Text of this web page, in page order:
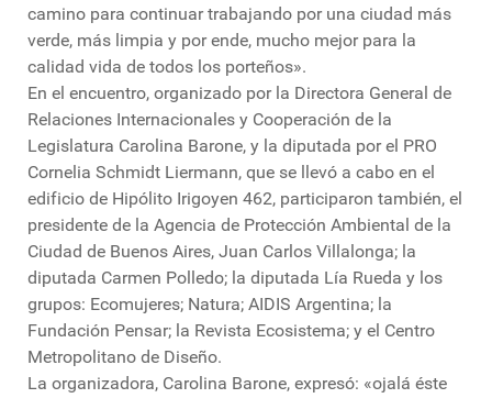
camino para continuar trabajando por una ciudad más
verde, más limpia y por ende, mucho mejor para la
calidad vida de todos los porteños».
En el encuentro, organizado por la Directora General de
Relaciones Internacionales y Cooperación de la
Legislatura Carolina Barone, y la diputada por el PRO
Cornelia Schmidt Liermann, que se llevó a cabo en el
edificio de Hipólito Irigoyen 462, participaron también, el
presidente de la Agencia de Protección Ambiental de la
Ciudad de Buenos Aires, Juan Carlos Villalonga; la
diputada Carmen Polledo; la diputada Lía Rueda y los
grupos: Ecomujeres; Natura; AIDIS Argentina; la
Fundación Pensar; la Revista Ecosistema; y el Centro
Metropolitano de Diseño.
La organizadora, Carolina Barone, expresó: «ojalá éste